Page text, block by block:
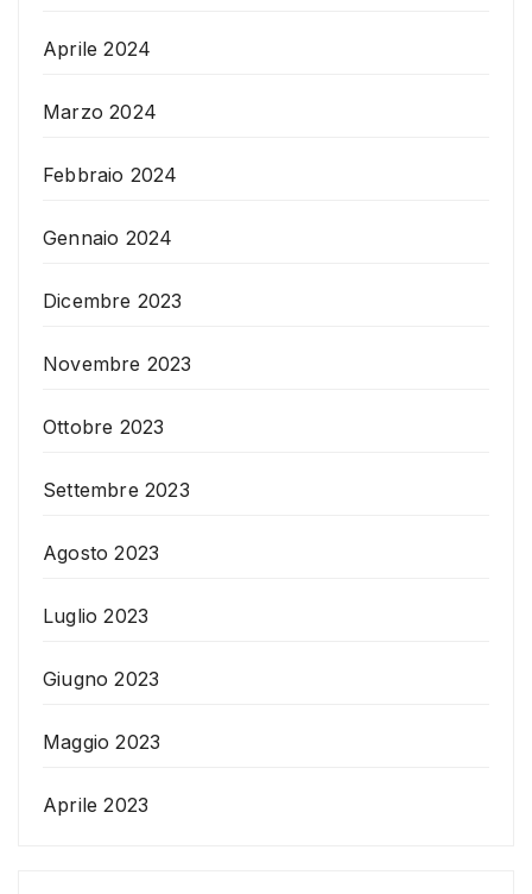
Aprile 2024
Marzo 2024
Febbraio 2024
Gennaio 2024
Dicembre 2023
Novembre 2023
Ottobre 2023
Settembre 2023
Agosto 2023
Luglio 2023
Giugno 2023
Maggio 2023
Aprile 2023